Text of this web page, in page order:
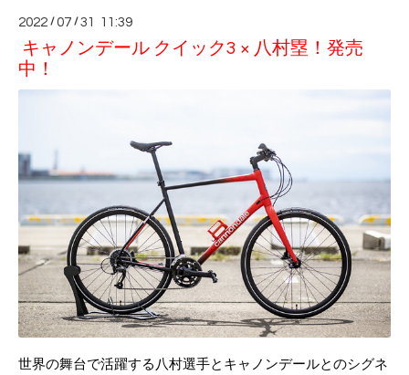
2022 /07 /31 11:39
キャノンデール クイック3 × 八村塁！発売
中！
世界の舞台で活躍する八村選手とキャノンデールとのシグネ